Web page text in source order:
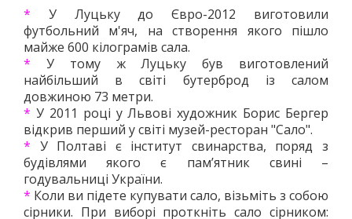
* У Луцьку до Євро-2012 виготовили
футбольний м'яч, на створення якого пішло
майже 600 кілограмів сала.
* У тому ж Луцьку був виготовлений
найбільший в світі бутерброд із салом
довжиною 73 метри.
* У 2011 році у Львові художник Борис Бергер
відкрив перший у світі музей-ресторан "Сало".
* У Полтаві є інститут свинарства, поряд з
будівлями якого є пам’ятник свині –
годувальниці України.
* Коли ви підете купувати сало, візьміть з собою
сірники. При виборі проткніть сало сірником: